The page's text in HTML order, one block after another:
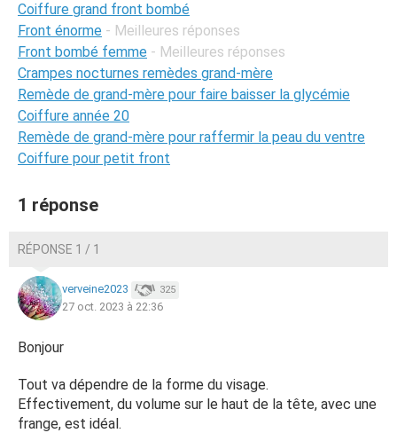
Je suis un profane sur ce type de sujet, à disposition pour
tout renseignement complémentaire.
Merci pour votre aide
Cordialement
Coiffure grand front bombé
Front énorme - Meilleures réponses
Front bombé femme - Meilleures réponses
Crampes nocturnes remèdes grand-mère
Remède de grand-mère pour faire baisser la glycémie
Coiffure année 20
Remède de grand-mère pour raffermir la peau du ventre
Coiffure pour petit front
1 réponse
RÉPONSE 1 / 1
verveine2023 325
27 oct. 2023 à 22:36
Bonjour
Tout va dépendre de la forme du visage.
Effectivement, du volume sur le haut de la tête, avec une
frange, est idéal.